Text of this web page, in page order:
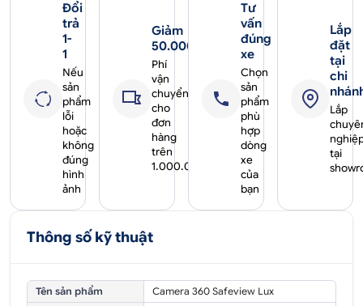
Đổi
trả
1-
1
Nếu
sản
phẩm
lỗi
hoặc
không
đúng
hình
ảnh
Giảm
50.000₫
Phí
vận
chuyển
cho
đơn
hàng
trên
1.000.000₫
Tư
vấn
đúng
xe
Chọn
sản
phẩm
phù
hợp
dòng
xe
của
bạn
Lắp
đặt
tại
chi
Lắp
tại
Thông số kỹ thuật
Tên sản phẩm
Camera 360 Safeview Lux